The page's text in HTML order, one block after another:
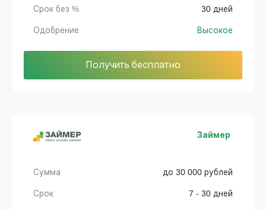
Срок без % 30 дней
Одобрение Высокое
Получить бесплатно
Займер
Сумма до 30 000 рублей
Срок 7 - 30 дней